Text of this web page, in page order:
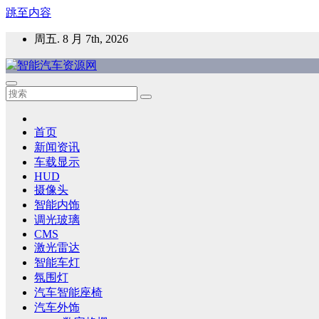
跳至内容
周五. 8 月 7th, 2026
智能汽车资源网
智能表面，智能内饰，新能源汽车，HMI，人车交互，智能车
首页
新闻资讯
车载显示
HUD
摄像头
智能内饰
调光玻璃
CMS
激光雷达
智能车灯
氛围灯
汽车智能座椅
汽车外饰